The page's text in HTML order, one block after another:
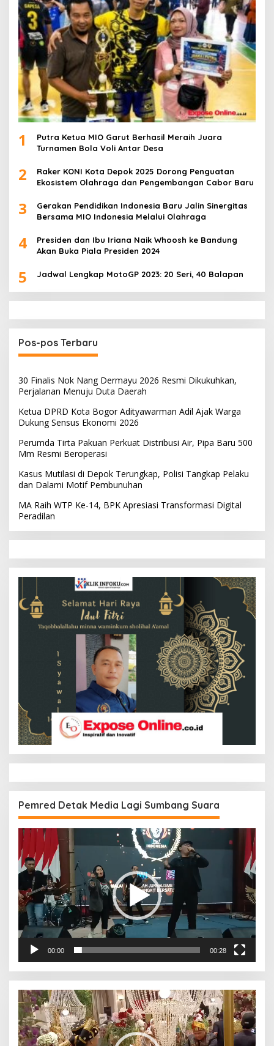
1
Putra Ketua MIO Garut Berhasil Meraih Juara
Turnamen Bola Voli Antar Desa
2
Raker KONI Kota Depok 2025 Dorong Penguatan
Ekosistem Olahraga dan Pengembangan Cabor Baru
3
Gerakan Pendidikan Indonesia Baru Jalin Sinergitas
Bersama MIO Indonesia Melalui Olahraga
4
Presiden dan Ibu Iriana Naik Whoosh ke Bandung
Akan Buka Piala Presiden 2024
5 Jadwal Lengkap MotoGP 2023: 20 Seri, 40 Balapan
Pos-pos Terbaru
30 Finalis Nok Nang Dermayu 2026 Resmi Dikukuhkan,
Perjalanan Menuju Duta Daerah
Ketua DPRD Kota Bogor Adityawarman Adil Ajak Warga
Dukung Sensus Ekonomi 2026
Perumda Tirta Pakuan Perkuat Distribusi Air, Pipa Baru 500
Mm Resmi Beroperasi
Kasus Mutilasi di Depok Terungkap, Polisi Tangkap Pelaku
dan Dalami Motif Pembunuhan
MA Raih WTP Ke-14, BPK Apresiasi Transformasi Digital
Peradilan
Pemred Detak Media Lagi Sumbang Suara
Pemutar
00:00 00:28
Pemutar
Video